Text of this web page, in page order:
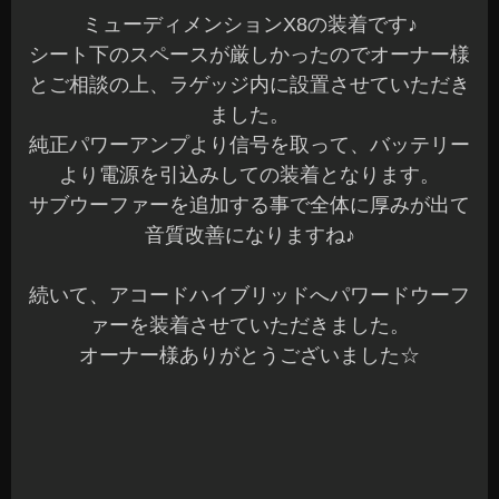
ミューディメンションX8の装着です♪
シート下のスペースが厳しかったのでオーナー様
とご相談の上、ラゲッジ内に設置させていただき
ました。
純正パワーアンプより信号を取って、バッテリー
より電源を引込みしての装着となります。
サブウーファーを追加する事で全体に厚みが出て
音質改善になりますね♪
続いて、アコードハイブリッドへパワードウーフ
ァーを装着させていただきました。
オーナー様ありがとうございました☆